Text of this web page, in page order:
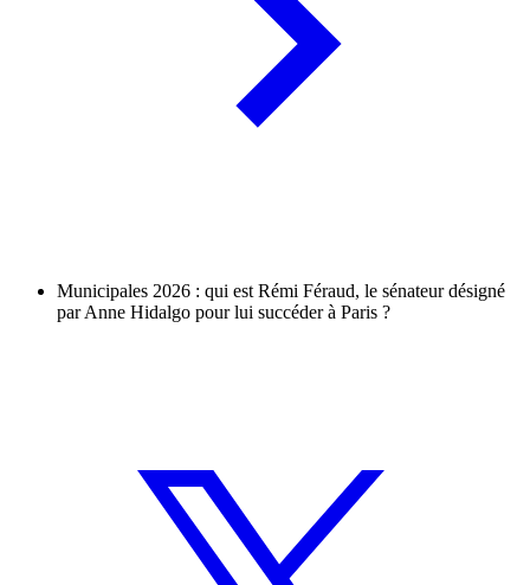
Municipales 2026 : qui est Rémi Féraud, le sénateur désigné
par Anne Hidalgo pour lui succéder à Paris ?